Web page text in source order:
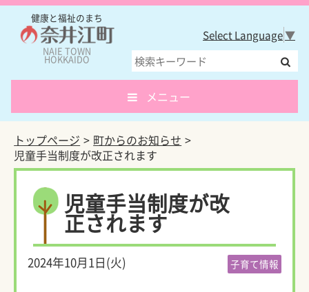
健康と福祉のまち
NAIE TOWN
HOKKAIDO
Select Language▼
メニュー
トップページ
町からのお知らせ
児童手当制度が改正されます
児童手当制度が改
正されます
2024年10月1日(火) 子育て情報